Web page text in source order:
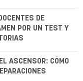
DE
POR UN TEST Y
ASCENSOR: CÓMO